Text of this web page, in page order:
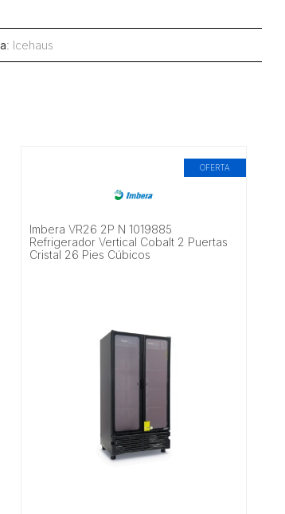
: Icehaus
OFERTA
Imbera VR26 2P N 1019885
Refrigerador Vertical Cobalt 2 Puertas
Cristal 26 Pies Cúbicos